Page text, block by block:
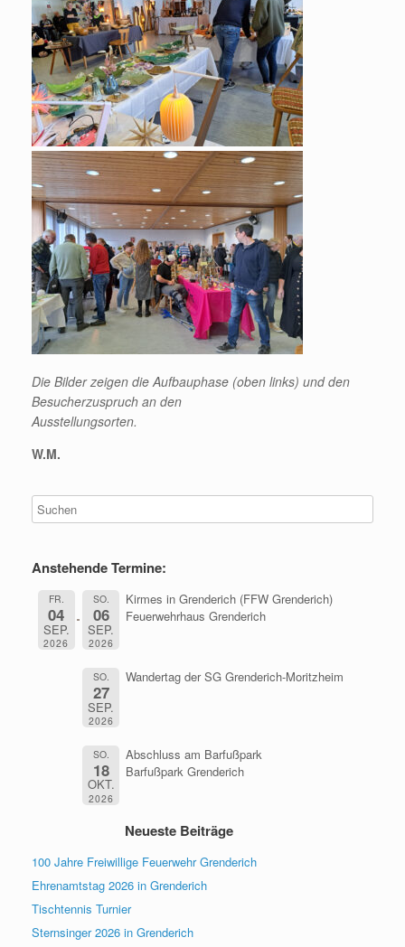
Die Bilder zeigen die Aufbauphase (oben links) und den
Besucherzuspruch an den
Ausstellungsorten.
W.M.
Anstehende Termine:
FR.
04
SEP.
2026
SO.
06
SEP.
2026
Kirmes in Grenderich (FFW Grenderich)
Feuerwehrhaus Grenderich
SO.
27
SEP.
2026
Wandertag der SG Grenderich-Moritzheim
SO.
18
OKT.
2026
Abschluss am Barfußpark
Barfußpark Grenderich
Neueste Beiträge
100 Jahre Freiwillige Feuerwehr Grenderich
Ehrenamtstag 2026 in Grenderich
Tischtennis Turnier
Sternsinger 2026 in Grenderich